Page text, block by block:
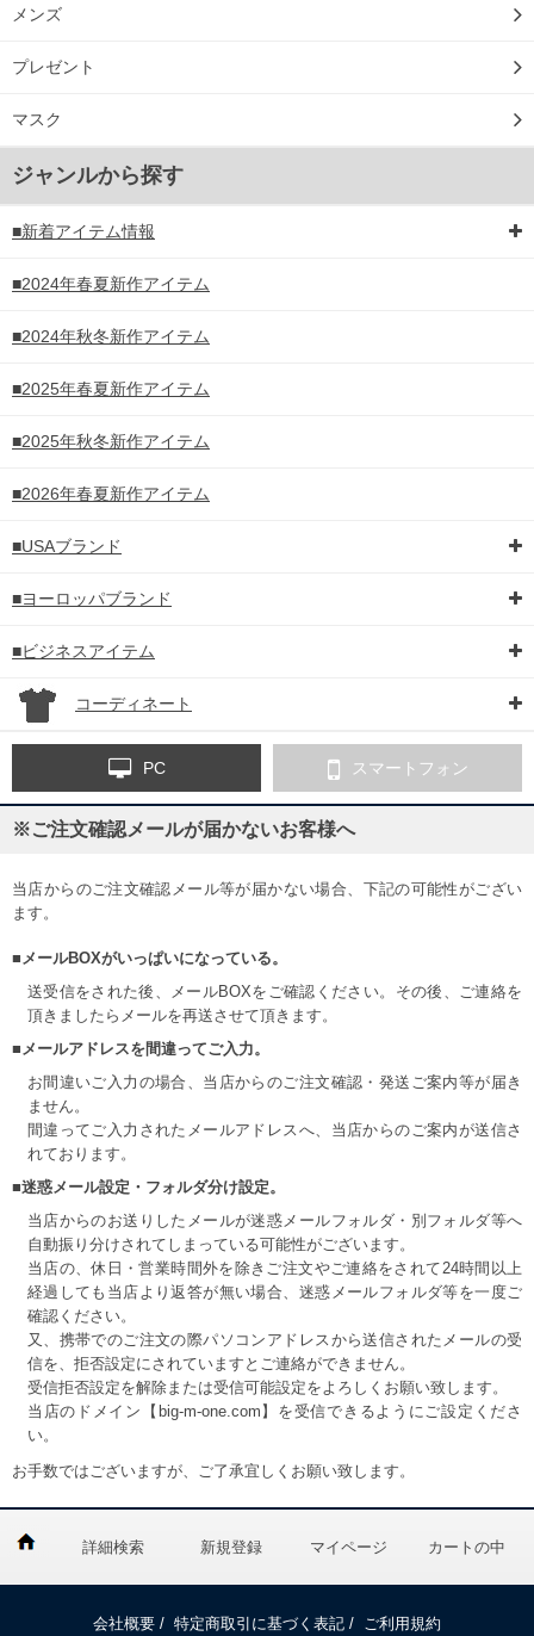
メンズ
プレゼント
マスク
ジャンルから探す
■新着アイテム情報
■2024年春夏新作アイテム
■2024年秋冬新作アイテム
■2025年春夏新作アイテム
■2025年秋冬新作アイテム
■2026年春夏新作アイテム
■USAブランド
■ヨーロッパブランド
■ビジネスアイテム
コーディネート
PC スマートフォン
※ご注文確認メールが届かないお客様へ
当店からのご注文確認メール等が届かない場合、下記の可能性がござい
ます。
■メールBOXがいっぱいになっている。
送受信をされた後、メールBOXをご確認ください。その後、ご連絡を
頂きましたらメールを再送させて頂きます。
■メールアドレスを間違ってご入力。
お間違いご入力の場合、当店からのご注文確認・発送ご案内等が届き
ません。
間違ってご入力されたメールアドレスへ、当店からのご案内が送信さ
れております。
■迷惑メール設定・フォルダ分け設定。
当店からのお送りしたメールが迷惑メールフォルダ・別フォルダ等へ
自動振り分けされてしまっている可能性がございます。
当店の、休日・営業時間外を除きご注文やご連絡をされて24時間以上
経過しても当店より返答が無い場合、迷惑メールフォルダ等を一度ご
確認ください。
又、携帯でのご注文の際パソコンアドレスから送信されたメールの受
信を、拒否設定にされていますとご連絡ができません。
受信拒否設定を解除または受信可能設定をよろしくお願い致します。
当店のドメイン【big-m-one.com】を受信できるようにご設定くださ
い。
お手数ではございますが、ご了承宜しくお願い致します。
詳細検索 新規登録 マイページ カートの中
会社概要 / 特定商取引に基づく表記 / ご利用規約